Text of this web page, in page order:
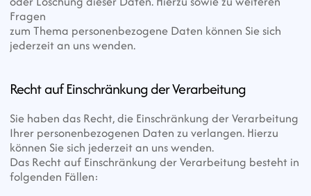
Fragen
zum Thema personenbezogene Daten können Sie sich
jederzeit an uns wenden.
Recht auf Einschränkung der Verarbeitung
Sie haben das Recht, die Einschränkung der Verarbeitung
Ihrer personenbezogenen Daten zu verlangen. Hierzu
können Sie sich jederzeit an uns wenden.
Das Recht auf Einschränkung der Verarbeitung besteht in
folgenden Fällen: